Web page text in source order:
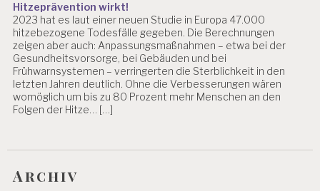
Hitzeprävention wirkt!
2023 hat es laut einer neuen Studie in Europa 47.000
hitzebezogene Todesfälle gegeben. Die Berechnungen
zeigen aber auch: Anpassungsmaßnahmen – etwa bei der
Gesundheitsvorsorge, bei Gebäuden und bei
Frühwarnsystemen – verringerten die Sterblichkeit in den
letzten Jahren deutlich. Ohne die Verbesserungen wären
womöglich um bis zu 80 Prozent mehr Menschen an den
Folgen der Hitze… […]
Archiv